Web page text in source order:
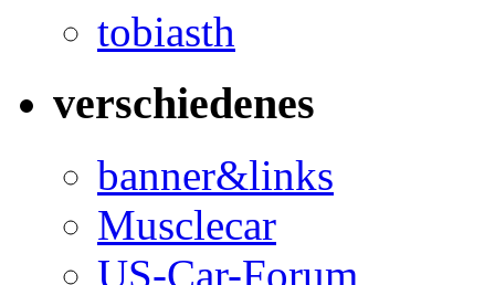
tobiasth
verschiedenes
banner&links
Musclecar
US-Car-Forum